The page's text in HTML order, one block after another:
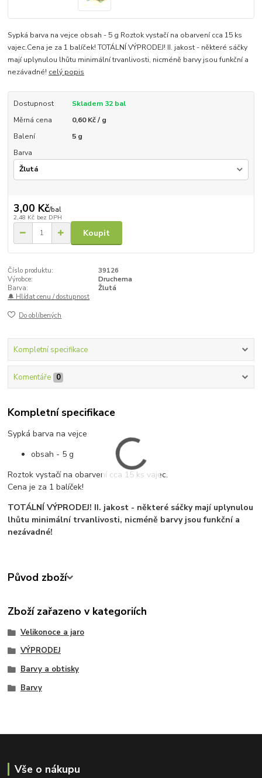
Sypká barva na vejce obsah - 5 g Roztok vystačí na obarvení cca 15 ks
vajec.Cena je za 1 balíček! TOTÁLNÍ VÝPRODEJ! II. jakost - některé sáčky
mají uplynulou lhůtu minimální trvanlivosti, nicméně barvy jsou funkční a
nezávadné! celý popis
Dostupnost
Skladem 32 bal
Měrná cena
0,60 Kč / g
Balení
5 g
Barva
3,00 Kč/bal
2,48 Kč bez DPH
Koupit
Číslo produktu:
39126
Výrobce:
Druchema
Barva:
Žlutá
🔔 Hlídat cenu / dostupnost
Do oblíbených
Kompletní specifikace
Komentáře 0
Kompletní specifikace
Sypká barva na vejce
obsah - 5 g
Roztok vystačí na obarvení cca 15 ks vajec.
Cena je za 1 balíček!
TOTÁLNÍ VÝPRODEJ! II. jakost - některé sáčky mají uplynulou
lhůtu minimální trvanlivosti, nicméně barvy jsou funkční a
nezávadné!
Původ zboží
Zboží zařazeno v kategoriích
Velikonoce a jaro
VÝPRODEJ
Barvy a obtisky
Barvy
Vše o nákupu